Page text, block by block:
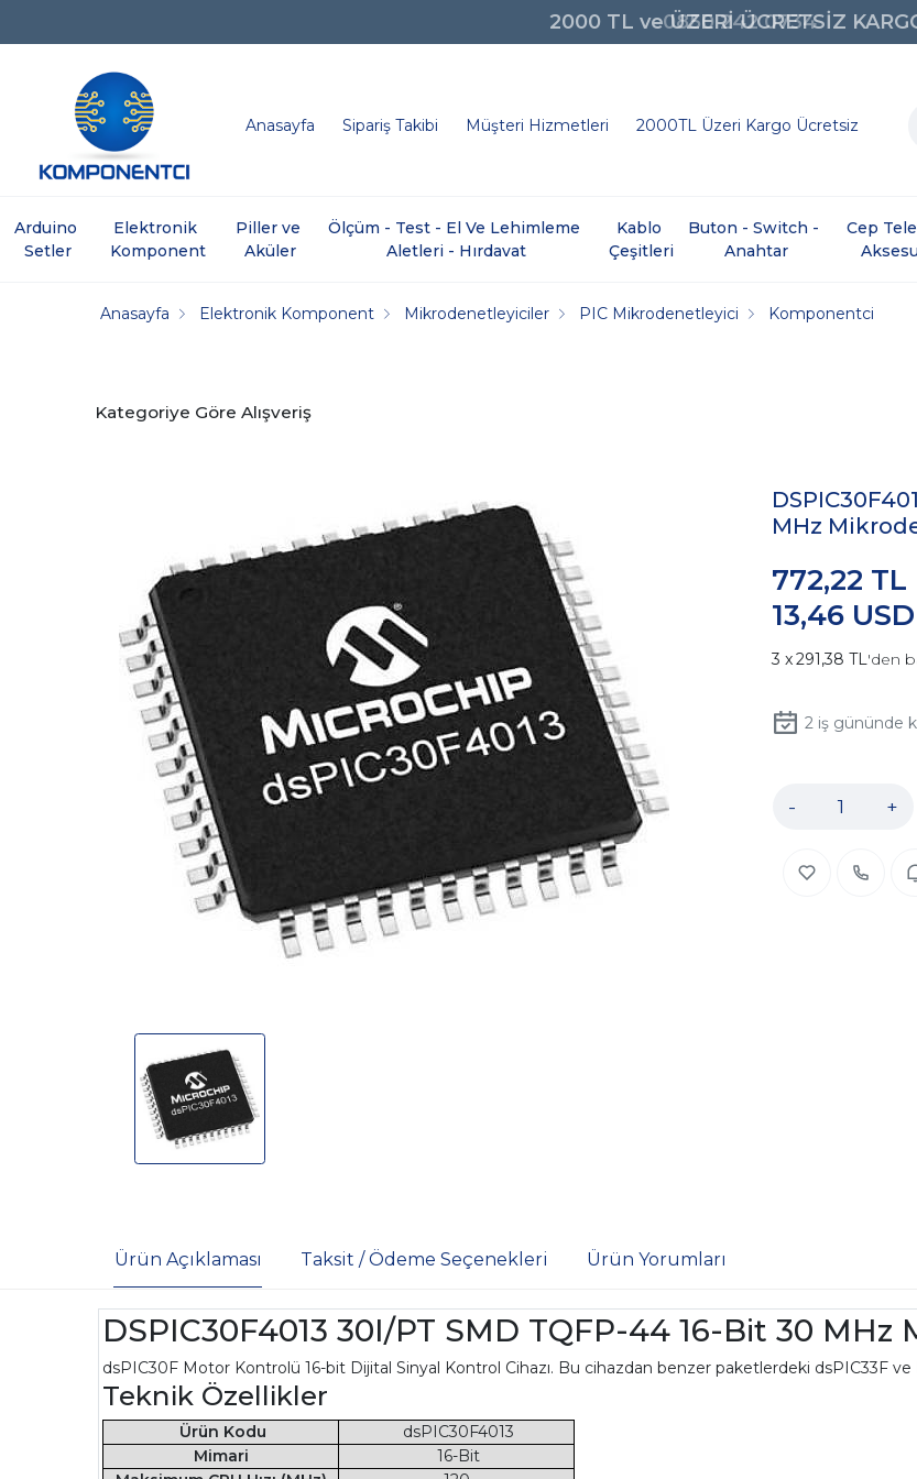
0850 242 0734
Anasayfa Sipariş Takibi Müşteri Hizmetleri 2000TL Üzeri Kargo Ücretsiz
Arduino
Setler
Elektronik
Komponent
Piller ve
Aküler
Ölçüm - Test - El Ve Lehimleme
Aletleri - Hırdavat
Kablo
Çeşitleri
Buton - Switch -
Anahtar
Cep
Anasayfa Elektronik Komponent Mikrodenetleyiciler PIC Mikrodenetleyici Komponentci
Kategoriye Göre Alışveriş
MHz
13,46
772,22 TL
291,38 TL'den
2iş gününde
- +
Ürün Açıklaması Taksit / Ödeme Seçenekleri Ürün Yorumları
DSPIC30F4013 30I/PT SMD TQFP-44 16-Bit 30
dsPIC30F Motor Kontrolü 16-bit Dijital Sinyal Kontrol Cihazı. Bu cihazdan benzer paketlerdeki dsPIC33F
Teknik Özellikler
Ürün Kodu
dsPIC30F4013
Mimari
16-Bit